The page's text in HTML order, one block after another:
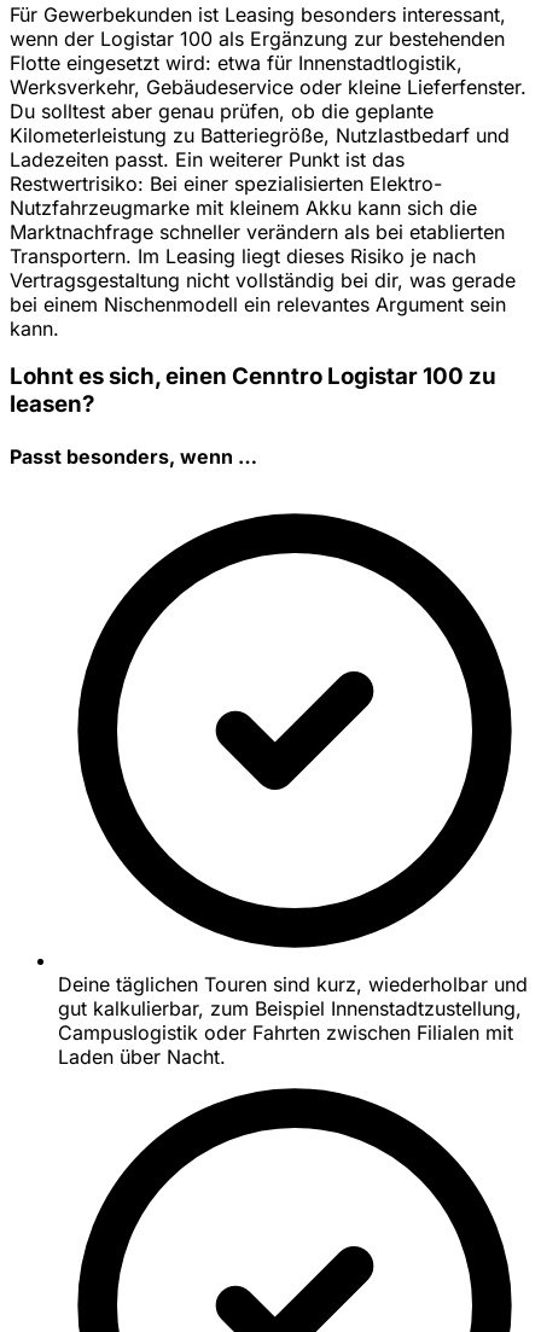
Für Gewerbekunden ist Leasing besonders interessant,
wenn der Logistar 100 als Ergänzung zur bestehenden
Flotte eingesetzt wird: etwa für Innenstadtlogistik,
Werksverkehr, Gebäudeservice oder kleine Lieferfenster.
Du solltest aber genau prüfen, ob die geplante
Kilometerleistung zu Batteriegröße, Nutzlastbedarf und
Ladezeiten passt. Ein weiterer Punkt ist das
Restwertrisiko: Bei einer spezialisierten Elektro-
Nutzfahrzeugmarke mit kleinem Akku kann sich die
Marktnachfrage schneller verändern als bei etablierten
Transportern. Im Leasing liegt dieses Risiko je nach
Vertragsgestaltung nicht vollständig bei dir, was gerade
bei einem Nischenmodell ein relevantes Argument sein
kann.
Lohnt es sich, einen Cenntro Logistar 100 zu
leasen?
Passt besonders, wenn …
Deine täglichen Touren sind kurz, wiederholbar und
gut kalkulierbar, zum Beispiel Innenstadtzustellung,
Campuslogistik oder Fahrten zwischen Filialen mit
Laden über Nacht.